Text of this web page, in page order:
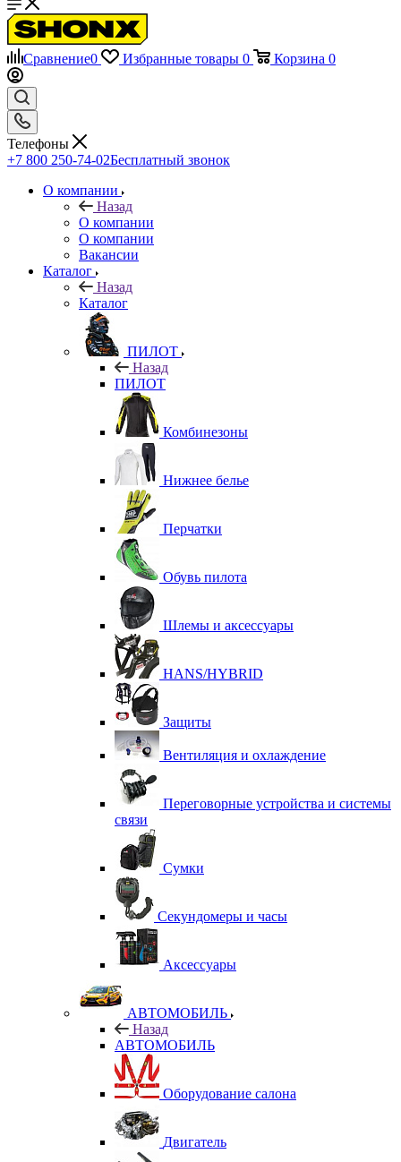
Сравнение0 Избранные товары 0 Корзина 0
Телефоны
+7 800 250-74-02Бесплатный звонок
О компании
Назад
О компании
О компании
Вакансии
Каталог
Назад
Каталог
ПИЛОТ
Назад
ПИЛОТ
Комбинезоны
Нижнее белье
Перчатки
Обувь пилота
Шлемы и аксессуары
HANS/HYBRID
Защиты
Вентиляция и охлаждение
Переговорные устройства и системы
связи
Сумки
Секундомеры и часы
Аксессуары
АВТОМОБИЛЬ
Назад
АВТОМОБИЛЬ
Оборудование салона
Двигатель